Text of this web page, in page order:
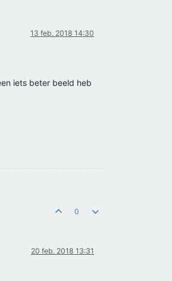
13 feb. 2018 14:30
iets beter beeld heb
0
20 feb. 2018 13:31